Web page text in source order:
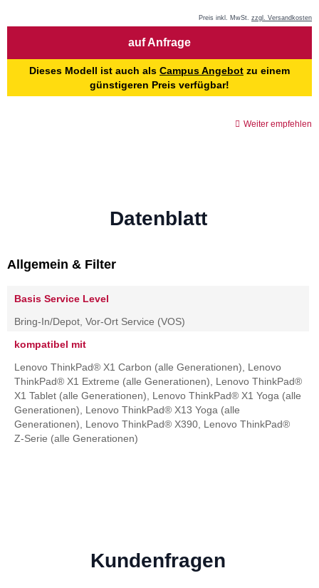
Preis inkl. MwSt. zzgl. Versandkosten
auf Anfrage
Dieses Modell ist auch als Campus Angebot zu einem
günstigeren Preis verfügbar!
Weiter empfehlen
Datenblatt
Allgemein & Filter
Basis Service Level
Bring-In/Depot, Vor-Ort Service (VOS)
kompatibel mit
Lenovo ThinkPad® X1 Carbon (alle Generationen), Lenovo
ThinkPad® X1 Extreme (alle Generationen), Lenovo ThinkPad®
X1 Tablet (alle Generationen), Lenovo ThinkPad® X1 Yoga (alle
Generationen), Lenovo ThinkPad® X13 Yoga (alle
Generationen), Lenovo ThinkPad® X390, Lenovo ThinkPad®
Z-Serie (alle Generationen)
Kundenfragen